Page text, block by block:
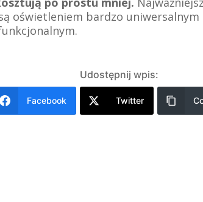
oświetleniem bardzo uniwersalnym
Udostępnij wpis:
Facebook Twitter